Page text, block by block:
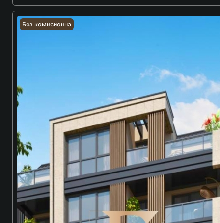
Без комисионна